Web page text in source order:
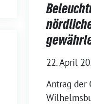
22. April
Antrag der